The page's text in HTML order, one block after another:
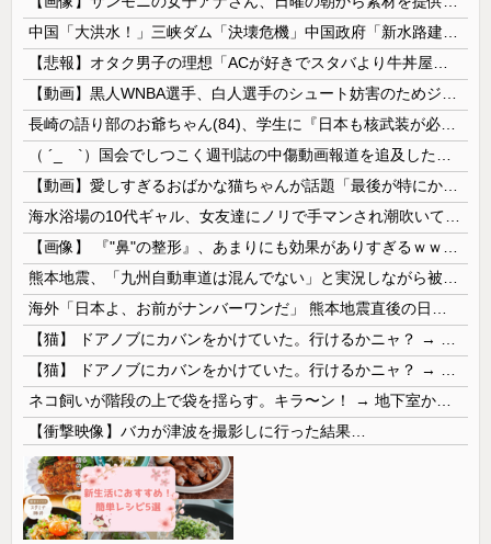
【衝撃映像】バカが津波を撮影しに行った結果…